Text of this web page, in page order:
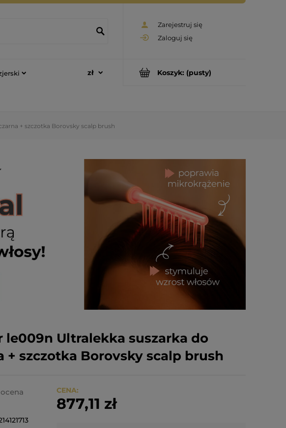
Zarejestruj się
Zaloguj się
Koszyk: (pusty)
+ szczotka Borovsky scalp brush
le009n Ultralekka suszarka do
+ szczotka Borovsky scalp brush
ocena CENA:
877,11 zł